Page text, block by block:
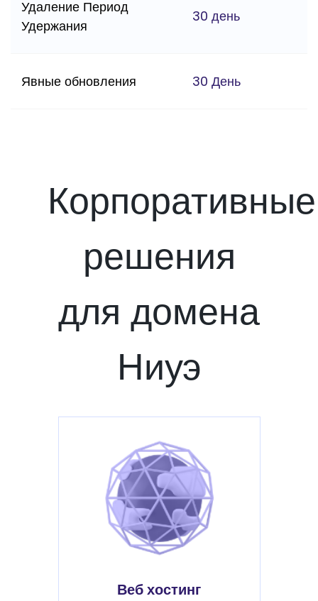
Удаление Период
Удержания
30 день
Явные обновления 30 День
Корпоративные
решения
для домена
Ниуэ
Веб хостинг